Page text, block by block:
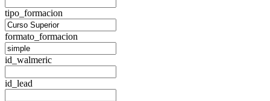
tipo_formacion
formato_formacion
id_walmeric
id_lead